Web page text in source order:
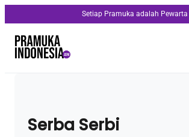
Setiap Pramuka adalah Pewarta
Serba Serbi